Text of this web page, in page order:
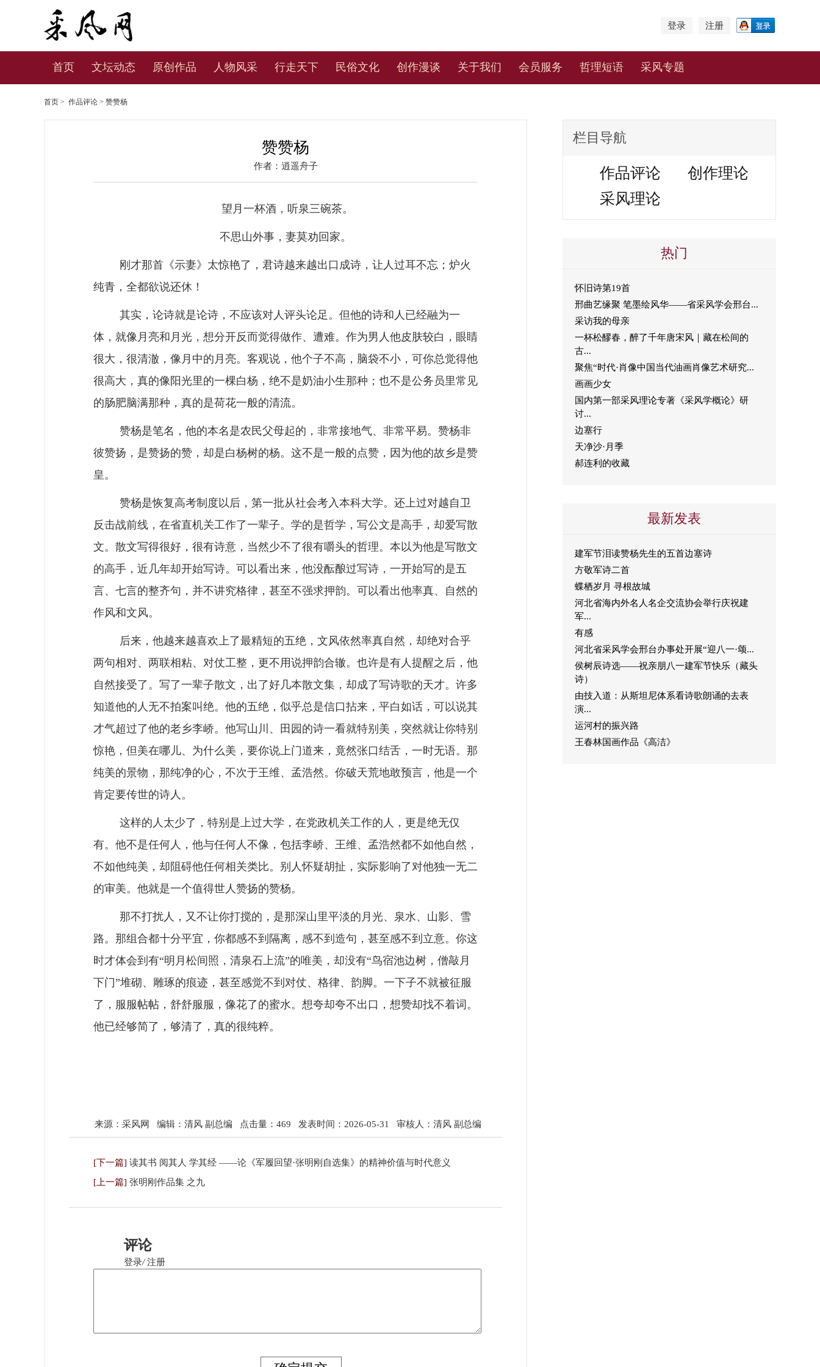
注册
登录
首页 文坛动态 原创作品 人物风采 行走天下 民俗文化 创作漫谈 关于我们 会员服务 哲理短语 采风专题
首页 > 作品评论 > 赞赞杨
赞赞杨
作者：逍遥舟子
望月一杯酒，听泉三碗茶。
不思山外事，妻莫劝回家。
刚才那首《示妻》太惊艳了，君诗越来越出口成诗，让人过耳不忘；炉火
纯青，全都欲说还休！
其实，论诗就是论诗，不应该对人评头论足。但他的诗和人已经融为一
体，就像月亮和月光，想分开反而觉得做作、遭难。作为男人他皮肤较白，眼睛
很大，很清澈，像月中的月亮。客观说，他个子不高，脑袋不小，可你总觉得他
很高大，真的像阳光里的一棵白杨，绝不是奶油小生那种；也不是公务员里常见
的肠肥脑满那种，真的是荷花一般的清流。
赞杨是笔名，他的本名是农民父母起的，非常接地气、非常平易。赞杨非
彼赞扬，是赞扬的赞，却是白杨树的杨。这不是一般的点赞，因为他的故乡是赞
皇。
赞杨是恢复高考制度以后，第一批从社会考入本科大学。还上过对越自卫
反击战前线，在省直机关工作了一辈子。学的是哲学，写公文是高手，却爱写散
文。散文写得很好，很有诗意，当然少不了很有嚼头的哲理。本以为他是写散文
的高手，近几年却开始写诗。可以看出来，他没酝酿过写诗，一开始写的是五
言、七言的整齐句，并不讲究格律，甚至不强求押韵。可以看出他率真、自然的
作风和文风。
后来，他越来越喜欢上了最精短的五绝，文风依然率真自然，却绝对合乎
两句相对、两联相粘、对仗工整，更不用说押韵合辙。也许是有人提醒之后，他
自然接受了。写了一辈子散文，出了好几本散文集，却成了写诗歌的天才。许多
知道他的人无不拍案叫绝。他的五绝，似乎总是信口拈来，平白如话，可以说其
才气超过了他的老乡李峤。他写山川、田园的诗一看就特别美，突然就让你特别
惊艳，但美在哪儿、为什么美，要你说上门道来，竟然张口结舌，一时无语。那
纯美的景物，那纯净的心，不次于王维、孟浩然。你破天荒地敢预言，他是一个
肯定要传世的诗人。
这样的人太少了，特别是上过大学，在党政机关工作的人，更是绝无仅
有。他不是任何人，他与任何人不像，包括李峤、王维、孟浩然都不如他自然，
不如他纯美，却阻碍他任何相关类比。别人怀疑胡扯，实际影响了对他独一无二
的审美。他就是一个值得世人赞扬的赞杨。
那不打扰人，又不让你打搅的，是那深山里平淡的月光、泉水、山影、雪
路。那组合都十分平宜，你都感不到隔离，感不到造句，甚至感不到立意。你这
时才体会到有“明月松间照，清泉石上流”的唯美，却没有“鸟宿池边树，僧敲月
下门”堆砌、雕琢的痕迹，甚至感觉不到对仗、格律、韵脚。一下子不就被征服
了，服服帖帖，舒舒服服，像花了的蜜水。想夸却夸不出口，想赞却找不着词。
他已经够简了，够清了，真的很纯粹。
来源： 采风网 编辑：清风 副总编 点击量：469 发表时间：2026-05-31 审核人：清风 副总编
[下一篇] 读其书 阅其人 学其经 ——论《军履回望·张明刚自选集》的精神价值与时代意义
[上一篇] 张明刚作品集 之九
评论
登录/ 注册
栏目导航
作品评论
创作理论
采风理论
热门
怀旧诗第19首
邢曲艺缘聚 笔墨绘风华——省采风学会邢台...
采访我的母亲
一杯松醪春，醉了千年唐宋风｜藏在松间的
古...
聚焦“时代·肖像中国当代油画肖像艺术研究...
画画少女
国内第一部采风理论专著《采风学概论》研
讨...
边塞行
天净沙·月季
郝连利的收藏
最新发表
建军节泪读赞杨先生的五首边塞诗
方敬军诗二首
蝶栖岁月 寻根故城
河北省海内外名人名企交流协会举行庆祝建
军...
有感
河北省采风学会邢台办事处开展“迎八一·颂...
侯树辰诗选——祝亲朋八一建军节快乐（藏头
诗）
由技入道：从斯坦尼体系看诗歌朗诵的去表
演...
运河村的振兴路
王春林国画作品《高洁》